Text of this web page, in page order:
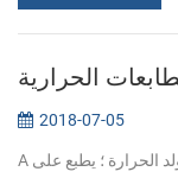
2018-07-05
A مباشرة الطابعة الحرارية تتكون الحرارية الرأس (يولد الحرارة ؛ يطبع على